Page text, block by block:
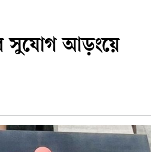
সুযোগ আড়ংয়ে